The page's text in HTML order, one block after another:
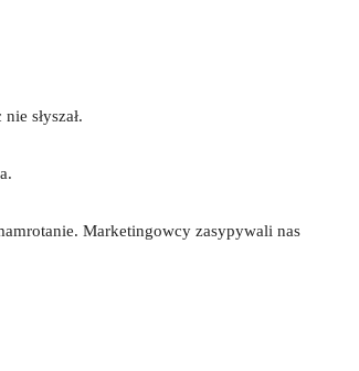
słyszał.
Marketingowcy zasypywali nas